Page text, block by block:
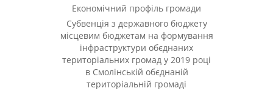
Економічний профіль громади
Субвенція з державного бюджету
місцевим бюджетам на формування
інфраструктури обєднаних
територіальних громад у 2019 році
в Смолінській обєднаній
територіальній громаді